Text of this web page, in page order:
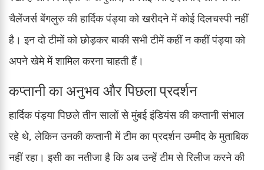
चैलेंजर्स बेंगलुरु की हार्दिक पंड्या को खरीदने में कोई दिलचस्पी नहीं
है। इन दो टीमों को छोड़कर बाकी सभी टीमें कहीं न कहीं पंड्या को
अपने खेमे में शामिल करना चाहती हैं।
कप्तानी का अनुभव और पिछला प्रदर्शन
हार्दिक पंड्या पिछले तीन सालों से मुंबई इंडियंस की कप्तानी संभाल
रहे थे, लेकिन उनकी कप्तानी में टीम का प्रदर्शन उम्मीद के मुताबिक
नहीं रहा। इसी का नतीजा है कि अब उन्हें टीम से रिलीज करने की